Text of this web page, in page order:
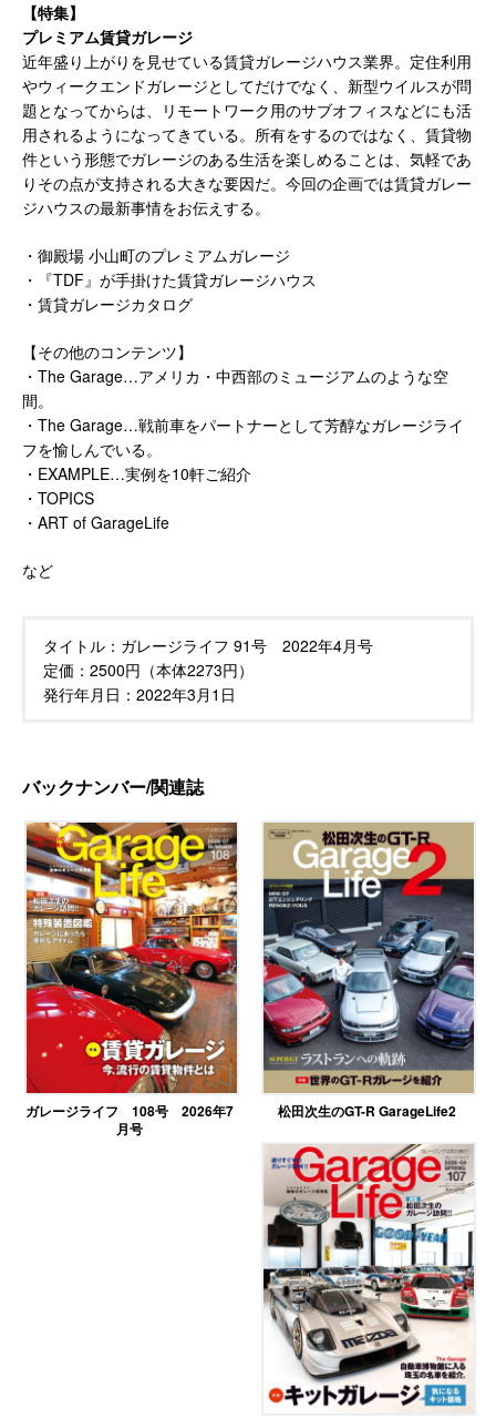
【特集】
プレミアム賃貸ガレージ
近年盛り上がりを見せている賃貸ガレージハウス業界。定住利用
やウィークエンドガレージとしてだけでなく、新型ウイルスが問
題となってからは、リモートワーク用のサブオフィスなどにも活
用されるようになってきている。所有をするのではなく、賃貸物
件という形態でガレージのある生活を楽しめることは、気軽であ
りその点が支持される大きな要因だ。今回の企画では賃貸ガレー
ジハウスの最新事情をお伝えする。
・御殿場 小山町のプレミアムガレージ
・『TDF』が手掛けた賃貸ガレージハウス
・賃貸ガレージカタログ
【その他のコンテンツ】
・The Garage…アメリカ・中西部のミュージアムのような空
間。
・The Garage…戦前車をパートナーとして芳醇なガレージライ
フを愉しんでいる。
・EXAMPLE…実例を10軒ご紹介
・TOPICS
・ART of GarageLife
など
タイトル： ガレージライフ 91号 2022年4月号
定価： 2500円（本体2273円）
発行年月日： 2022年3月1日
バックナンバー/関連誌
ガレージライフ 108号 2026年7
月号
松田次生のGT-R GarageLife2